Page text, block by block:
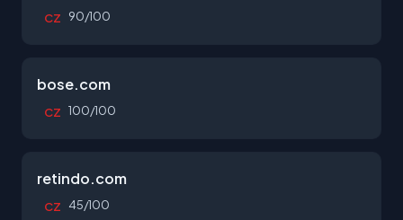
CZ 90/100
bose.com
CZ 100/100
retindo.com
CZ 45/100